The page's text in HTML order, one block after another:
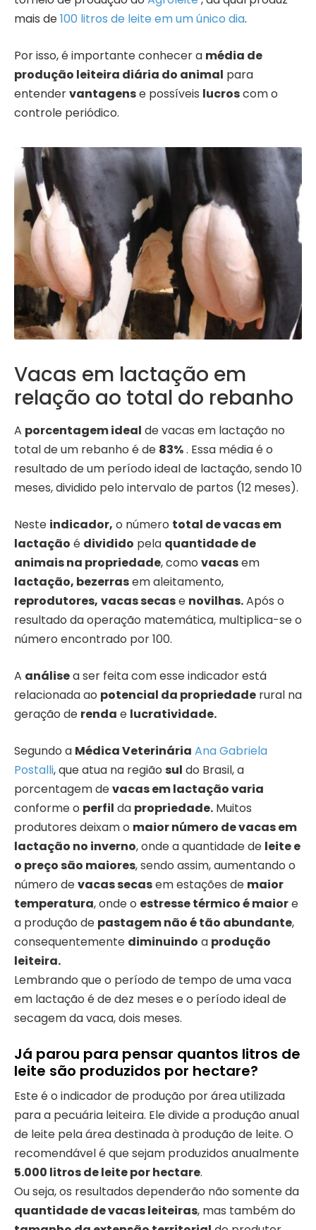
mais de100 litros de leite em um único dia.
Por isso, é importante conhecer a média de
produção leiteira diária do animal para
entendervantagense possíveis lucroscom o
controle periódico.
Vacas em lactação em
relação ao total do rebanho
A porcentagem ideal de vacas em lactação no
total de um rebanho é de 83%. Essa média é o
resultado de um período ideal de lactação, sendo 10
meses, dividido pelo intervalo de partos (12 meses).
Neste indicador, o número total de vacas em
lactação é dividido pela quantidade de
animais na propriedade, como vacasem
lactação, bezerrasem aleitamento,
reprodutores, vacas secase novilhas.Após o
resultado da operação matemática, multiplica-se o
número encontrado por 100.
A análisea ser feita com esse indicador está
relacionada ao potencial da propriedade rural na
geração de renda e lucratividade.
Segundo a Médica Veterinária Ana Gabriela
Postalli, que atua na região sul do Brasil, a
porcentagem devacas em lactação varia
conforme o perfil da propriedade. Muitos
produtores deixam o maior número de vacas em
lactação no inverno, onde a quantidade de leite e
o preço são maiores, sendo assim, aumentando o
número devacas secasem estações de maior
temperatura, onde o estresse térmico é maiore
a produção de pastagem não é tão abundante,
consequentemente diminuindo a produção
leiteira.
Lembrando que o período de tempo de uma vaca
em lactação é de dez meses e o período ideal de
secagem da vaca, dois meses.
Já parou para pensar quantos litros de
leite são produzidos por hectare?
Este é o indicador de produção por área utilizada
para a pecuária leiteira. Ele divide a produção anual
de leite pela área destinada à produção de leite. O
recomendável é que sejam produzidos anualmente
5.000 litros de leite por hectare.
Ou seja, os resultados dependerão não somente da
quantidade de vacas leiteiras, mas também do